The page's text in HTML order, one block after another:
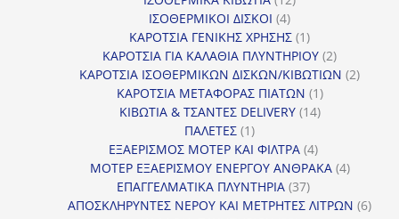
ΙΣΟΘΕΡΜΙΚΟΙ ΔΙΣΚΟΙ 44
προϊόντα
ΚΑΡΟΤΣΙΑ ΓΕΝΙΚΗΣ ΧΡΗΣΗΣ 11
προϊόν
ΚΑΡΟΤΣΙΑ ΓΙΑ ΚΑΛΑΘΙΑ ΠΛΥΝΤΗΡΙΟΥ 22
προϊόντα
ΚΑΡΟΤΣΙΑ ΙΣΟΘΕΡΜΙΚΩΝ ΔΙΣΚΩΝ/ΚΙΒΩΤΙΩΝ 22
ΚΑΡΟΤΣΙΑ ΜΕΤΑΦΟΡΑΣ ΠΙΑΤΩΝ 11
προϊόν
ΚΙΒΩΤΙΑ & ΤΣΑΝΤΕΣ DELIVERY 1414
ΠΑΛΕΤΕΣ 11
προϊόν
ΕΞΑΕΡΙΣΜΟΣ ΜΟΤΕΡ ΚΑΙ ΦΙΛΤΡΑ 44
προϊόντα
ΜΟΤΕΡ ΕΞΑΕΡΙΣΜΟΥ ΕΝΕΡΓΟΥ ΑΝΘΡΑΚΑ 44
ΕΠΑΓΓΕΛΜΑΤΙΚΑ ΠΛΥΝΤΗΡΙΑ 3737
προϊόντα
ΑΠΟΣΚΛΗΡΥΝΤΕΣ ΝΕΡΟΥ ΚΑΙ ΜΕΤΡΗΤΕΣ ΛΙΤΡΩΝ 66